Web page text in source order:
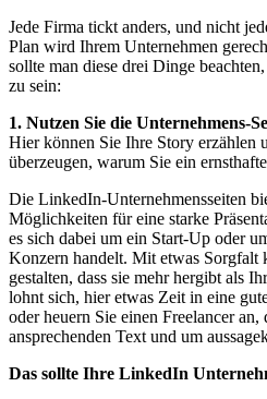
Jede Firma tickt anders, und nicht
Plan wird Ihrem Unternehmen
sollte man diese drei Dinge
zu sein:
1. Nutzen Sie die Unternehmens-
Hier können Sie Ihre Story erzählen
überzeugen, warum Sie ein
Die LinkedIn-Unternehmensseiten
Möglichkeiten für eine starke
es sich dabei um ein Start-Up oder
Konzern handelt. Mit etwas Sorgfalt
gestalten, dass sie mehr hergibt als
lohnt sich, hier etwas Zeit in eine
oder heuern Sie einen Freelancer an,
ansprechenden Text und um
Das sollte Ihre LinkedIn